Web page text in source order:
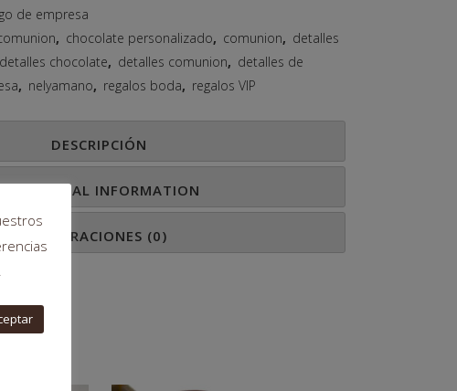
de empresa
, chocolate personalizado, comunion, detalles
detalles chocolate, detalles comunion, detalles de
, nelyamano, regalos boda, regalos VIP
DESCRIPCIÓN
ADDITIONAL INFORMATION
VALORACIONES (0)